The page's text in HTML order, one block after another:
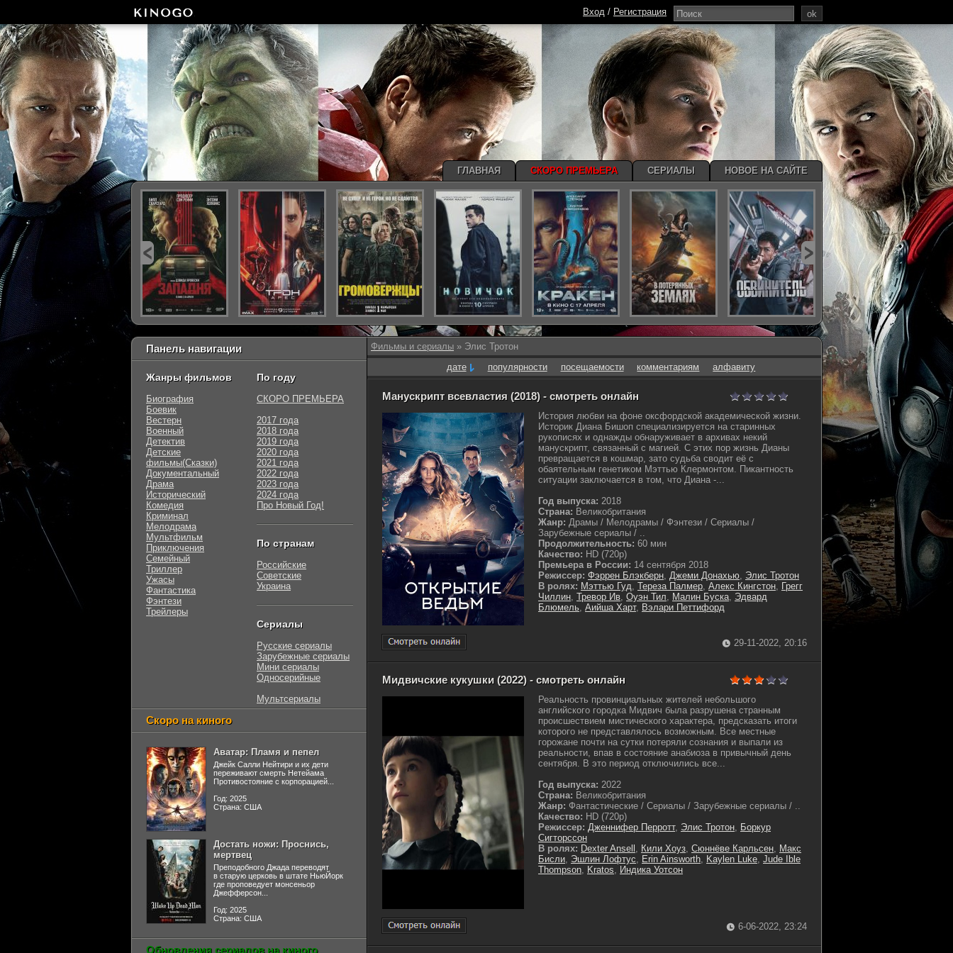
Фильмы и сериалы » Элис Тротон
дате
популярности посещаемости комментариям алфавиту
Манускрипт всевластия (2018) - смотреть онлайн
История любви на фоне оксфордской академической жизни.
Историк Диана Бишоп специализируется на старинных
рукописях и однажды обнаруживает в архивах некий
манускрипт, связанный с магией. С этих пор жизнь Дианы
превращается в кошмар, зато судьба сводит её с
обаятельным генетиком Мэттью Клермонтом. Пикантность
ситуации заключается в том, что Диана -...
Год выпуска: 2018
Страна: Великобритания
Жанр: Драмы / Мелодрамы / Фэнтези / Сериалы /
Зарубежные сериалы / ..
Продолжительность: 60 мин
Качество: HD (720p)
Премьера в России: 14 сентября 2018
Режиссер: Фэррен Блэкберн, Джеми Донахью, Элис Тротон
В ролях: Мэттью Гуд, Тереза Палмер, Алекс Кингстон, Грегг
Чиллин, Тревор Ив, Оуэн Тил, Малин Буска, Эдвард
Блюмель, Аийша Харт, Вэлари Петтифорд
29-11-2022, 20:16
Мидвичские кукушки (2022) - смотреть онлайн
Реальность провинциальных жителей небольшого
английского городка Мидвич была разрушена странным
происшествием мистического характера, предсказать итоги
которого не представлялось возможным. Все местные
горожане почти на сутки потеряли сознания и выпали из
реальности, впав в состояние анабиоза в привычный день
сентября. В это период отключились все...
Год выпуска: 2022
Страна: Великобритания
Жанр: Фантастические / Сериалы / Зарубежные сериалы / ..
Качество: HD (720p)
Режиссер: Дженнифер Перротт, Элис Тротон, Боркур
Сигторссон
В ролях: Dexter Ansell , Кили Хоуз, Сюннёве Карльсен, Макс
Бисли, Эшлин Лофтус, Erin Ainsworth, Kaylen Luke, Jude Ible
Thompson, Kratos, Индика Уотсон
6-06-2022, 23:24
Панель навигации
Жанры фильмов
Биография
Боевик
Вестерн
Военный
Детектив
Детские
фильмы(Сказки)
Документальный
Драма
Исторический
Комедия
Криминал
Мелодрама
Мультфильм
Приключения
Семейный
Триллер
Ужасы
Фантастика
Фэнтези
Трейлеры
По году
СКОРО ПРЕМЬЕРА
2017 года
2018 года
2019 года
2020 года
2021 года
2022 года
2023 года
2024 года
Про Новый Год!
По странам
Российские
Советские
Украина
Сериалы
Русские сериалы
Зарубежные сериалы
Мини сериалы
Односерийные
Мультсериалы
Скоро на киного
Аватар: Пламя и пепел
Джейк Салли Нейтири и их дети
переживают смерть Нетейама
Противостояние с корпорацией...
Год: 2025
Страна: США
Достать ножи: Проснись,
мертвец
Преподобного Джада переводят
в старую церковь в штате НьюЙорк
где проповедует монсеньор
Джефферсон...
Год: 2025
Страна: США
Обновления сериалов на киного
ok
Вход / Регистрация
ГЛАВНАЯ СКОРО ПРЕМЬЕРА СЕРИАЛЫ НОВОЕ НА САЙТЕ